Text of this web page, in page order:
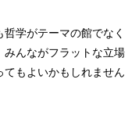
学がテーマの館でなく
んながフラットな立場
もよいかもしれません